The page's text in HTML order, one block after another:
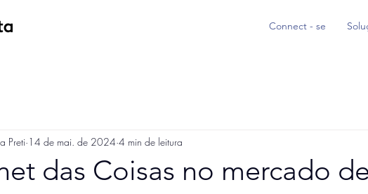
Connect - se
das Coisas no mercado de
Preti 14 de mai. de 2024 4 min de leitura